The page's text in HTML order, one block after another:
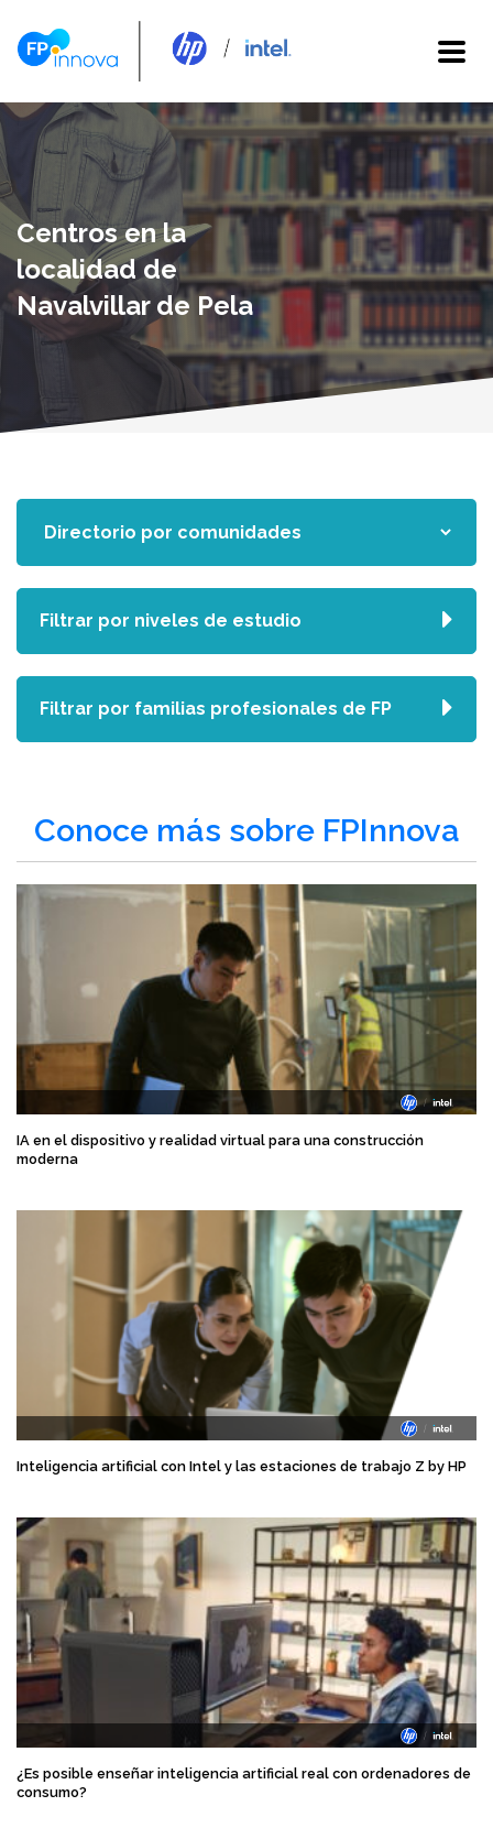
Centros en la
localidad de
Navalvillar de Pela
Conoce más sobre FPInnova
IA en el dispositivo y realidad virtual para una construcción
moderna
Inteligencia artificial con Intel y las estaciones de trabajo Z by HP
¿Es posible enseñar inteligencia artificial real con ordenadores de
consumo?
Filtrar por niveles de estudio
Filtrar por familias profesionales de FP